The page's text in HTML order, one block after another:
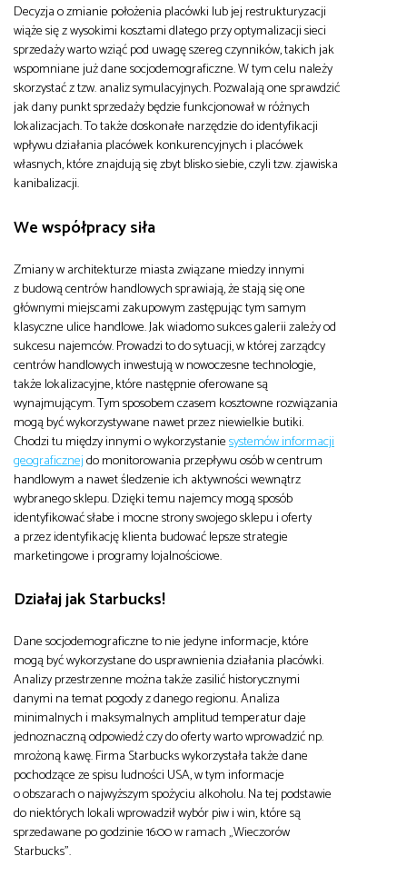
Decyzja o zmianie położenia placówki lub jej restrukturyzacji
wiąże się z wysokimi kosztami dlatego przy optymalizacji sieci
sprzedaży warto wziąć pod uwagę szereg czynników, takich jak
wspomniane już dane socjodemograficzne. W tym celu należy
skorzystać z tzw. analiz symulacyjnych. Pozwalają one sprawdzić
jak dany punkt sprzedaży będzie funkcjonował w różnych
lokalizacjach. To także doskonałe narzędzie do identyfikacji
wpływu działania placówek konkurencyjnych i placówek
własnych, które znajdują się zbyt blisko siebie, czyli tzw. zjawiska
kanibalizacji.
We współpracy siła
Zmiany w architekturze miasta związane miedzy innymi
z budową centrów handlowych sprawiają, że stają się one
głównymi miejscami zakupowym zastępując tym samym
klasyczne ulice handlowe. Jak wiadomo sukces galerii zależy od
sukcesu najemców. Prowadzi to do sytuacji, w której zarządcy
centrów handlowych inwestują w nowoczesne technologie,
także lokalizacyjne, które następnie oferowane są
wynajmującym. Tym sposobem czasem kosztowne rozwiązania
mogą być wykorzystywane nawet przez niewielkie butiki.
Chodzi tu między innymi o wykorzystaniesystemów informacji
geograficznejdo monitorowania przepływu osób w centrum
handlowym a nawet śledzenie ich aktywności wewnątrz
wybranego sklepu. Dzięki temu najemcy mogą sposób
identyfikować słabe i mocne strony swojego sklepu i oferty
a przez identyfikację klienta budować lepsze strategie
marketingowe i programy lojalnościowe.
Działaj jak Starbucks!
Dane socjodemograficzne to nie jedyne informacje, które
mogą być wykorzystane do usprawnienia działania placówki.
Analizy przestrzenne można także zasilić historycznymi
danymi na temat pogody z danego regionu. Analiza
minimalnych i maksymalnych amplitud temperatur daje
jednoznaczną odpowiedź czy do oferty warto wprowadzić np.
mrożoną kawę. Firma Starbucks wykorzystała także dane
pochodzące ze spisu ludności USA, w tym informacje
o obszarach o najwyższym spożyciu alkoholu. Na tej podstawie
do niektórych lokali wprowadził wybór piw i win, które są
sprzedawane po godzinie 16:00 w ramach „Wieczorów
Starbucks”.